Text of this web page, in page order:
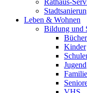
Rathaus-
Leben & Wohnen
Bildung und
Kinder
Jugend